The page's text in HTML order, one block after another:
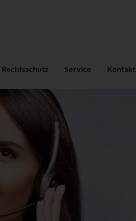
Rechtsschutz Service Kontakt